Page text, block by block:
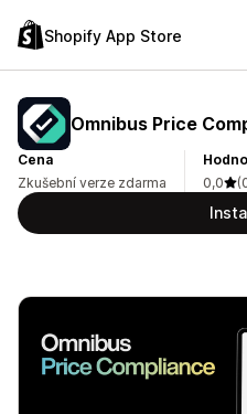
Shopify App Store
Omnibus Price
Cena
Zkušební verze zdarma
0,0